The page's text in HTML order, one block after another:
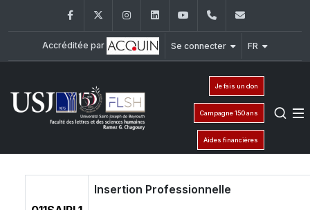
FacebookTwitter InstagramLinkedInYouTube+961 (1) 421 000
Accréditée par Se connecter FR
Je fais un don
Campagne 150 ans
Aides financières
Insertion Professionnelle